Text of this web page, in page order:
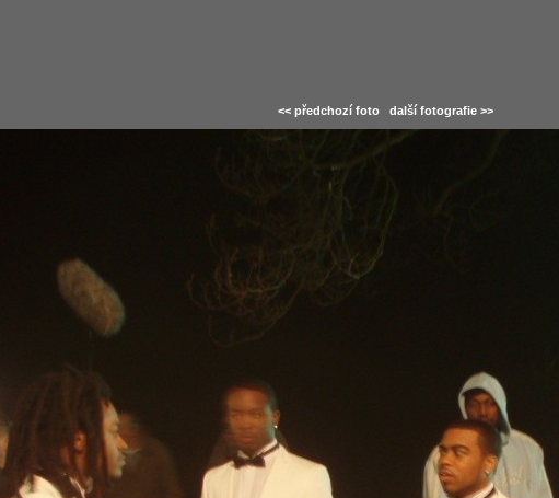
<< předchozí foto další fotografie >>